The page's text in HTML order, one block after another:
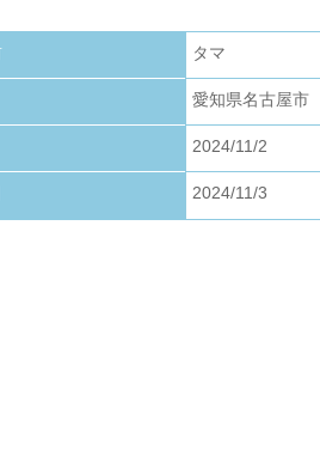
ップロードいたしました。
タマ
愛知県名古屋市
2024/11/2
2024/11/3